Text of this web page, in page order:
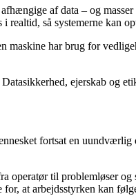
af data – og
realtid, så systemerne kan
har brug for
ejerskab og
fortsat en
operatør til problemløser
at arbejdsstyrken kan